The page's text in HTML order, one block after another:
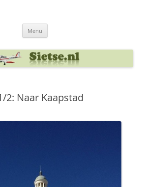
Menu
2: Naar Kaapstad